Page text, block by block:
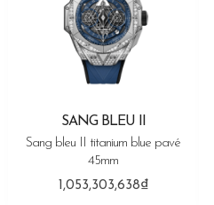
SANG BLEU II
Sang bleu II titanium blue pavé
45mm
1,053,303,638₫